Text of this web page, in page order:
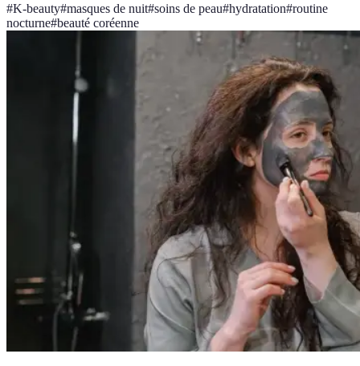
#K-beauty#masques de nuit#soins de peau#hydratation#routine
nocturne#beauté coréenne